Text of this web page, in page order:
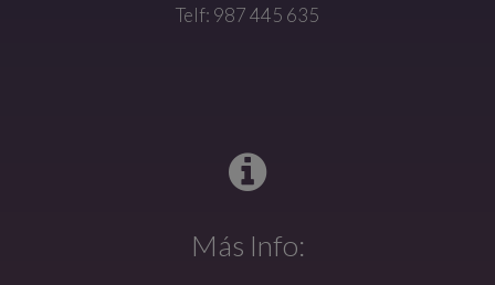
Telf: 987 445 635
Más Info: